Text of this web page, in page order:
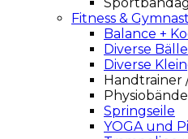
Fitness &
Balance +
Diverse Bälle
Diverse
Handtrainer
Springseile
YOGA und